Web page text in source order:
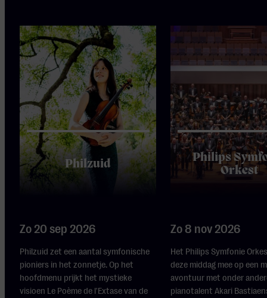
Philzuid
Zo 20 sep 2026
Philzuid zet een aantal symfonische
pioniers in het zonnetje. Op het
hoofdmenu prijkt het mystieke
visioen Le Poème de l'Extase van de
Philips
Orkest
Zo 8 nov 2026
Het Philips Symfonie
deze middag mee op een
avontuur met onder
pianotalent Akari